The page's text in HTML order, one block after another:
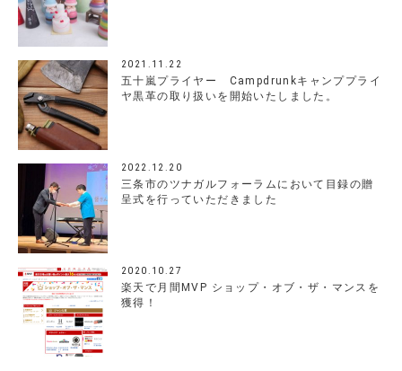
2021.11.22
五十嵐プライヤー Campdrunkキャンププライ
ヤ黒革の取り扱いを開始いたしました。
2022.12.20
三条市のツナガルフォーラムにおいて目録の贈
呈式を行っていただきました
2020.10.27
楽天で月間MVP ショップ・オブ・ザ・マンスを
獲得！